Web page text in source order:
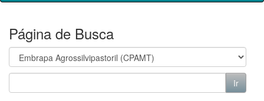
Página de Busca